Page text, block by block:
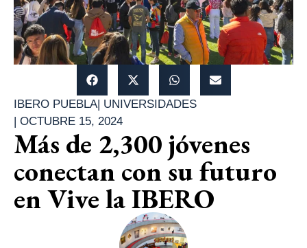
IBERO PUEBLA| UNIVERSIDADES
| OCTUBRE 15, 2024
Más de 2,300 jóvenes
conectan con su futuro
en Vive la IBERO